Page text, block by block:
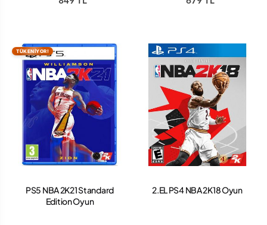
TÜKENİYOR!
PS5 NBA 2K21 Standard
Edition Oyun
2.EL PS4 NBA 2K18 Oyun